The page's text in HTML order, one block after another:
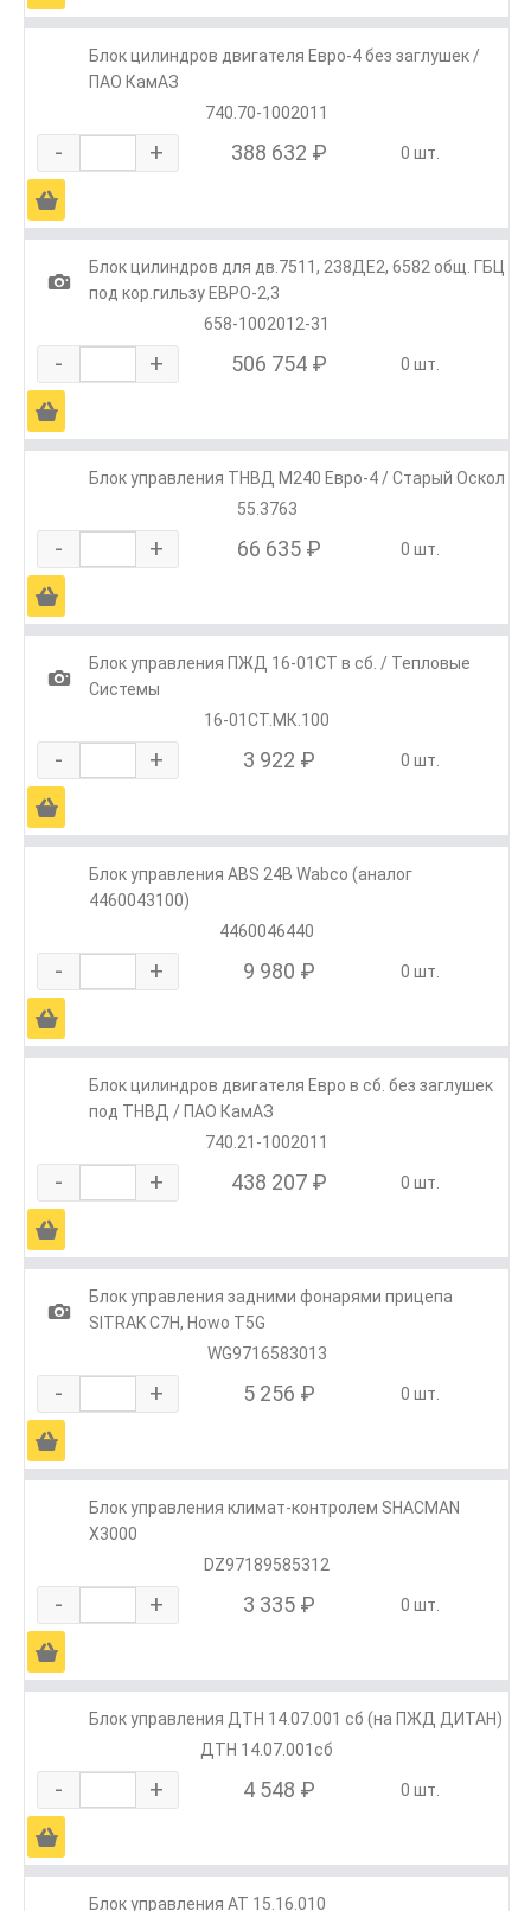
Блок цилиндров двигателя Евро-4 без заглушек /
ПАО КамАЗ
740.70-1002011
- + 388 632 ₽ 0 шт.
Ä
1
Блок цилиндров для дв.7511, 238ДЕ2, 6582 общ. ГБЦ
под кор.гильзу ЕВРО-2,3
658-1002012-31
- + 506 754 ₽ 0 шт.
Ä
Блок управления ТНВД М240 Евро-4 / Старый Оскол
55.3763
- + 66 635 ₽ 0 шт.
Ä
1
Блок управления ПЖД 16-01СТ в сб. / Тепловые
Системы
16-01СТ.МК.100
- + 3 922 ₽ 0 шт.
Ä
Блок управления ABS 24В Wabco (аналог
4460043100)
4460046440
- + 9 980 ₽ 0 шт.
Ä
Блок цилиндров двигателя Евро в сб. без заглушек
под ТНВД / ПАО КамАЗ
740.21-1002011
- + 438 207 ₽ 0 шт.
Ä
1
Блок управления задними фонарями прицепа
SITRAK C7H, Howo T5G
WG9716583013
- + 5 256 ₽ 0 шт.
Ä
Блок управления климат-контролем SHACMAN
X3000
DZ97189585312
- + 3 335 ₽ 0 шт.
Ä
Блок управления ДТН 14.07.001 сб (на ПЖД ДИТАН)
ДТН 14.07.001сб
- + 4 548 ₽ 0 шт.
Ä
Блок управления АТ 15.16.010